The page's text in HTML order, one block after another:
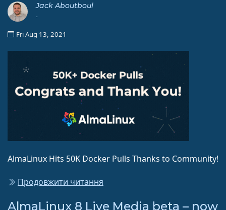
Jack Aboutboul
-
Fri Aug 13, 2021
AlmaLinux Hits 50K Docker Pulls Thanks to Community!
Продовжити читання
AlmaLinux 8 Live Media beta – now